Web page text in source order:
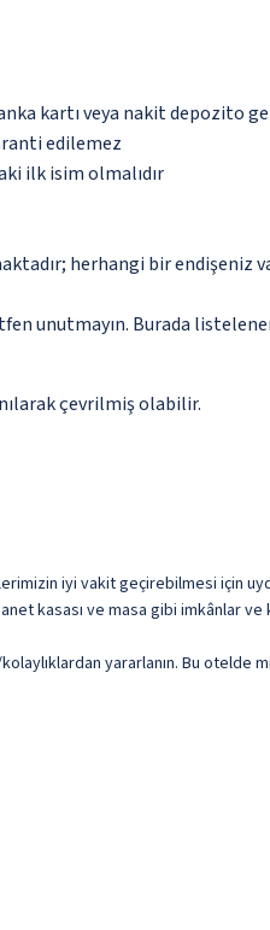
kartı veya nakit depozito
edilemez
ilk isim olmalıdır
herhangi bir endişeniz
unutmayın. Burada
çevrilmiş olabilir.
iyi vakit geçirebilmesi için
kasası ve masa gibi imkânlar ve
yararlanın. Bu otelde